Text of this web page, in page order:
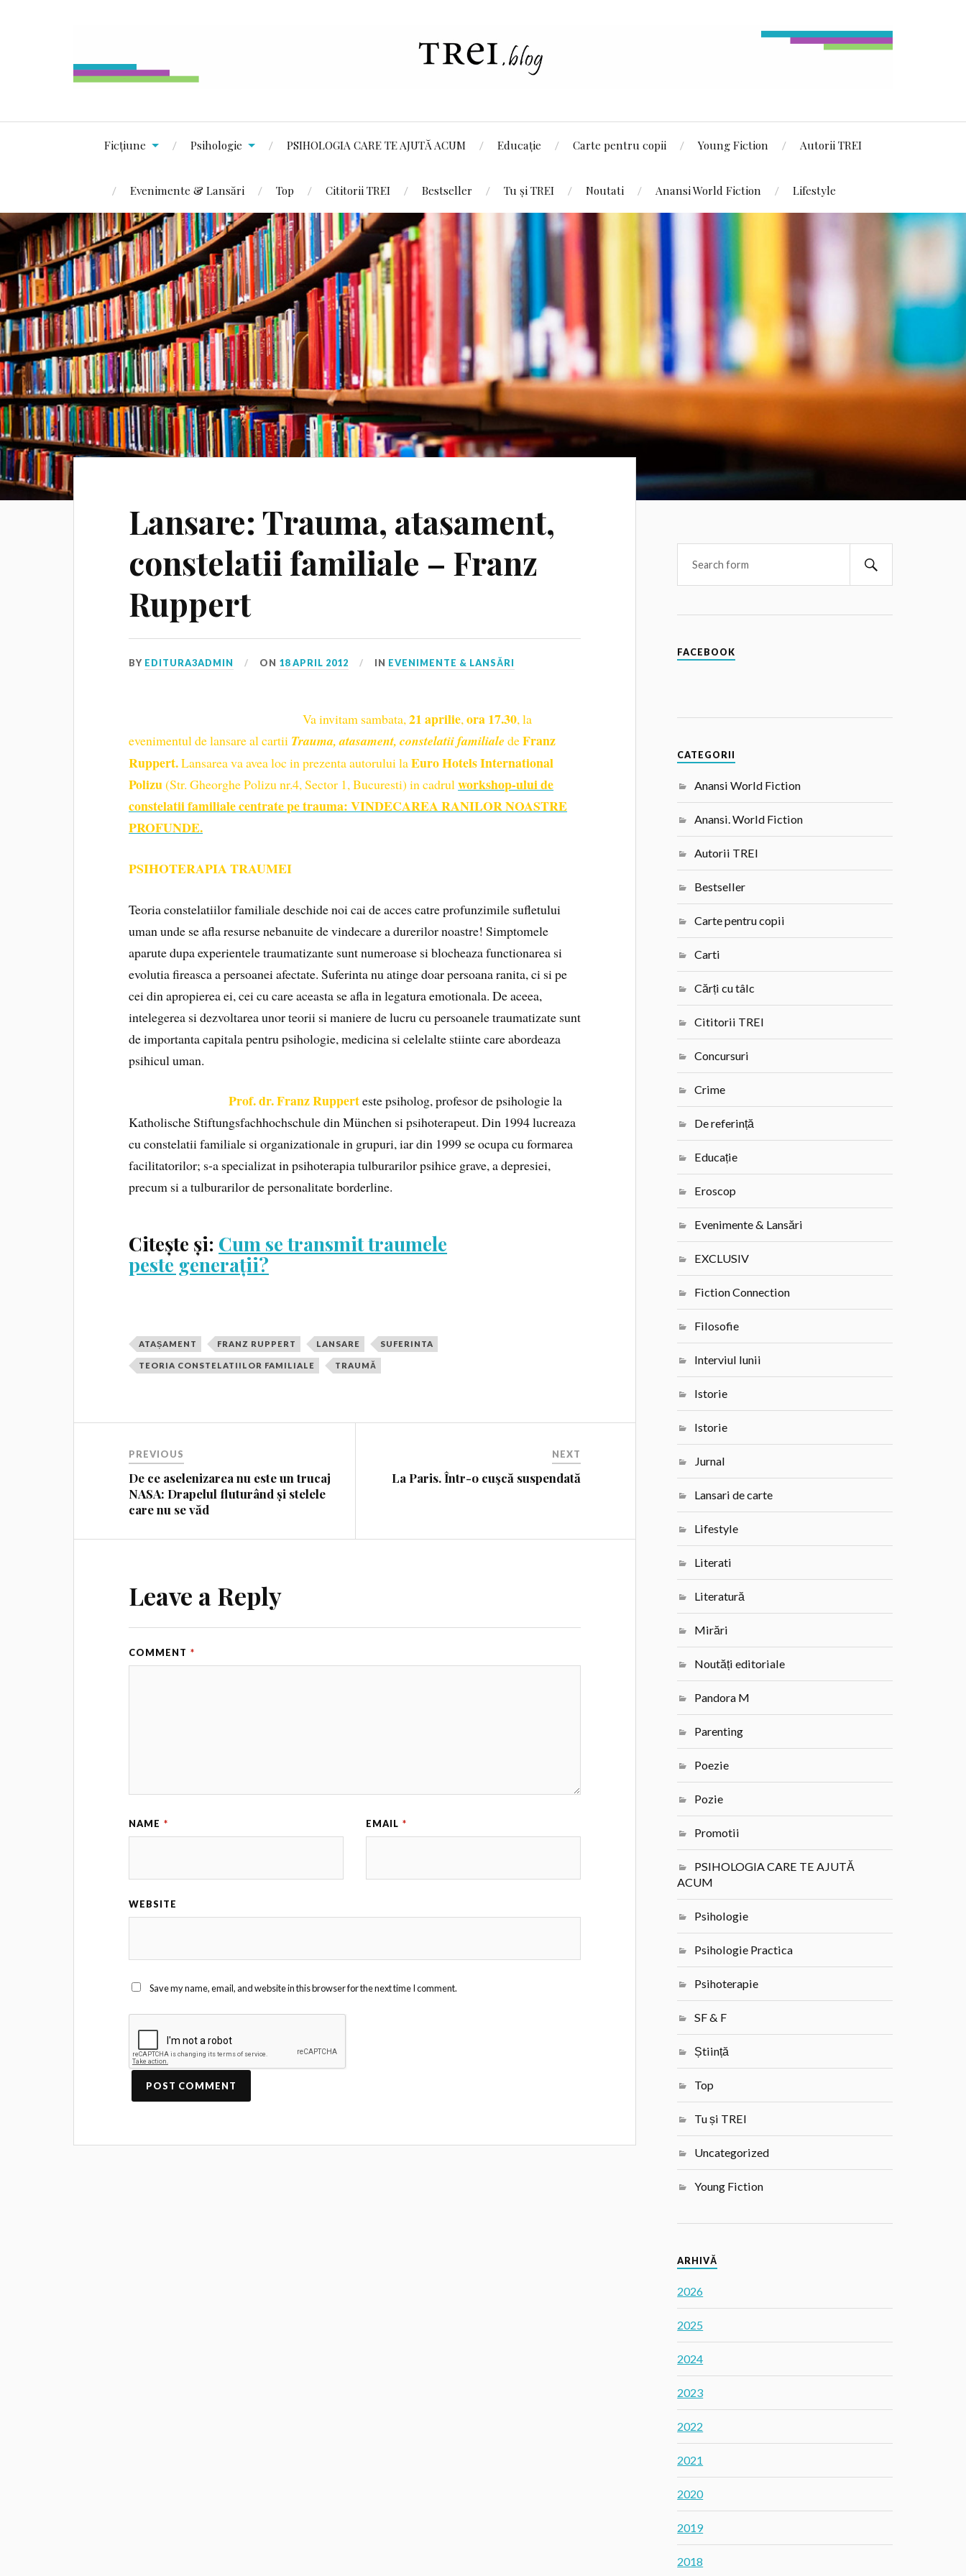
Ficțiune Psihologie PSIHOLOGIA CARE TE AJUTĂ ACUM Educație Carte pentru copii Young Fiction Autorii TREI
Evenimente & Lansări Top Cititorii TREI Bestseller Tu și TREI Noutati Anansi World Fiction Lifestyle
Lansare: Trauma, atasament,
constelatii familiale – Franz
Ruppert
BY EDITURA3ADMIN ON 18 APRIL 2012 IN EVENIMENTE & LANSĂRI
Va invitam sambata,21 aprilie,ora 17.30, la
evenimentul de lansare al cartii Trauma, atasament, constelatii familialedeFranz
Ruppert.Lansarea va avea loc in prezenta autorului laEuro Hotels International
Polizu(Str. Gheorghe Polizu nr.4, Sector 1, Bucuresti) in cadrulworkshop-ului de
constelatii familiale centrate pe trauma: VINDECAREA RANILOR NOASTRE
PROFUNDE.
PSIHOTERAPIA TRAUMEI
Teoria constelatiilor familiale deschide noi cai de acces catre profunzimile sufletului
uman unde se afla resurse nebanuite de vindecare a durerilor noastre! Simptomele
aparute dupa experientele traumatizante sunt numeroase si blocheaza functionarea si
evolutia fireasca a persoanei afectate. Suferinta nu atinge doar persoana ranita, ci si pe
cei din apropierea ei, cei cu care aceasta se afla in legatura emotionala. De aceea,
intelegerea si dezvoltarea unor teorii si maniere de lucru cu persoanele traumatizate sunt
de importanta capitala pentru psihologie, medicina si celelalte stiinte care abordeaza
psihicul uman.
Prof. dr. Franz Rupperteste psiholog, profesor de psihologie la
Katholische Stiftungsfachhochschule din München si psihoterapeut. Din 1994 lucreaza
cu constelatii familiale si organizationale in grupuri, iar din 1999 se ocupa cu formarea
facilitatorilor; s-a specializat in psihoterapia tulburarilor psihice grave, a depresiei,
precum si a tulburarilor de personalitate borderline.
Citește și: Cum se transmit traumele
peste generații?
ATAȘAMENT FRANZ RUPPERT LANSARE SUFERINTA
TEORIA CONSTELATIILOR FAMILIALE TRAUMĂ
PREVIOUS
De ce aselenizarea nu este un trucaj
NASA: Drapelul fluturând și stelele
care nu se văd
NEXT
La Paris. Într-o cuşcă suspendată
Leave a Reply
COMMENT *
NAME * EMAIL *
WEBSITE
Save my name, email, and website in this browser for the next time I comment.
FACEBOOK
CATEGORII
Anansi World Fiction
Anansi. World Fiction
Autorii TREI
Bestseller
Carte pentru copii
Carti
Cărți cu tâlc
Cititorii TREI
Concursuri
Crime
De referință
Educație
Eroscop
Evenimente & Lansări
EXCLUSIV
Fiction Connection
Filosofie
Interviul lunii
Istorie
Istorie
Jurnal
Lansari de carte
Lifestyle
Literati
Literatură
Mirări
Noutăți editoriale
Pandora M
Parenting
Poezie
Pozie
Promotii
PSIHOLOGIA CARE TE AJUTĂ
ACUM
Psihologie
Psihologie Practica
Psihoterapie
SF & F
Știință
Top
Tu și TREI
Uncategorized
Young Fiction
ARHIVĂ
2026
2025
2024
2023
2022
2021
2020
2019
2018